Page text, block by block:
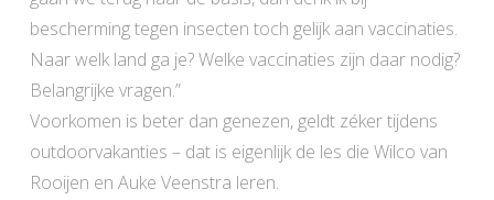
bescherming tegen insecten toch gelijk aan vaccinaties.
Naar welk land ga je? Welke vaccinaties zijn daar nodig?
Belangrijke vragen.”
Voorkomen is beter dan genezen, geldt zéker tijdens
outdoorvakanties – dat is eigenlijk de les die Wilco van
Rooijen en Auke Veenstra leren.